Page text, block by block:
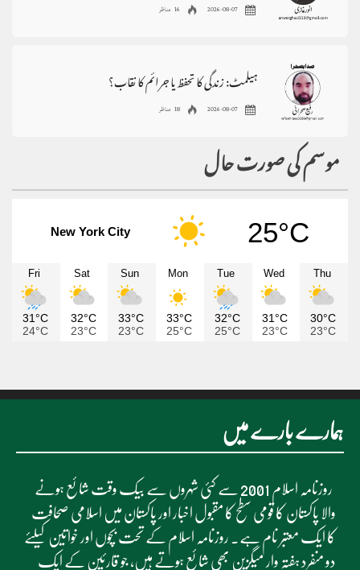
2026-08-07 16 مناظر
ہیلمٹ: زندگی کا تحفظ یا جرائم کا نقاب؟
2026-08-07 18 مناظر
موسم کی صورت حال
New York City 25°C
Fri
31°C
24°C
Sat
32°C
23°C
Sun
33°C
23°C
Mon
33°C
25°C
Tue
32°C
25°C
Wed
31°C
23°C
Thu
30°C
23°C
ہمارے بارے میں
روزنامہ اسلام 2001 سے کئی شہروں سے بیک وقت شائع ہونے
والا پاکستان کا قومی سطح کا مقبول اخبار اور پاکستان میں اسلامی صحافت
کا ایک معتبر نام ہے۔ روزنامہ اسلام کے تحت بچوں اور خواتین کیلئے
دو منفرد ہفتہ وار میگزین بھی شائع ہوتے ہیں، جو قارئین کے ایک